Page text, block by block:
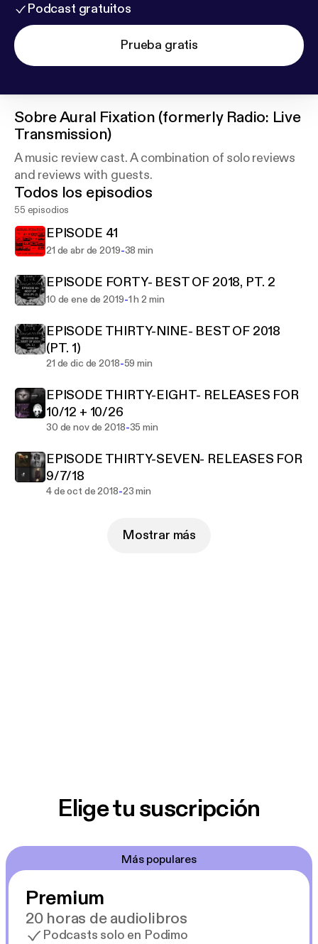
Podcast gratuitos
Prueba gratis
SobreAural Fixation (formerly Radio: Live
Transmission)
A music review cast. A combination of solo reviews
and reviews with guests.
Todos los episodios
55 episodios
EPISODE 41
21 de abr de 2019-38 min
EPISODE FORTY- BEST OF 2018, PT. 2
10 de ene de 2019-1 h 2 min
EPISODE THIRTY-NINE- BEST OF 2018
(PT. 1)
21 de dic de 2018-59 min
EPISODE THIRTY-EIGHT- RELEASES FOR
10/12 + 10/26
30 de nov de 2018-35 min
EPISODE THIRTY-SEVEN- RELEASES FOR
9/7/18
4 de oct de 2018-23 min
Mostrar más
Elige tu suscripción
Más populares
Premium
20 horas de audiolibros
Podcasts solo en Podimo